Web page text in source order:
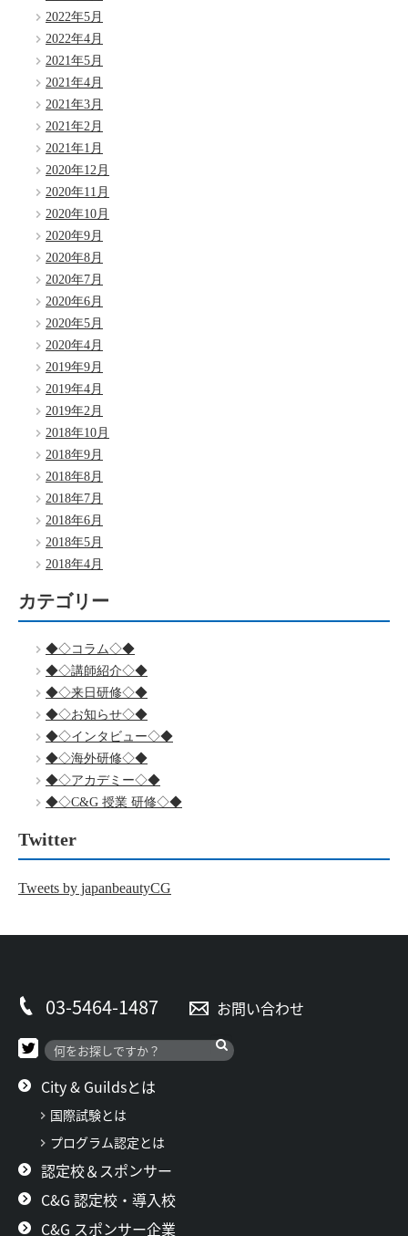
2022年5月
2022年4月
2021年5月
2021年4月
2021年3月
2021年2月
2021年1月
2020年12月
2020年11月
2020年10月
2020年9月
2020年8月
2020年7月
2020年6月
2020年5月
2020年4月
2019年9月
2019年4月
2019年2月
2018年10月
2018年9月
2018年8月
2018年7月
2018年6月
2018年5月
2018年4月
カテゴリー
◆◇コラム◇◆
◆◇講師紹介◇◆
◆◇来日研修◇◆
◆◇お知らせ◇◆
◆◇インタビュー◇◆
◆◇海外研修◇◆
◆◇アカデミー◇◆
◆◇C&G 授業 研修◇◆
Twitter
Tweets by japanbeautyCG
03-5464-1487 お問い合わせ
City & Guildsとは
国際試験とは
プログラム認定とは
認定校＆スポンサー
C&G 認定校・導入校
C&G スポンサー企業